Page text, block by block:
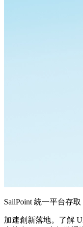
SailPoint 統一平台存取
加速創新落地。了解